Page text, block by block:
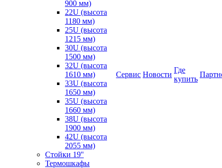
900 мм)
22U (высота
1180 мм)
25U (высота
1215 мм)
30U (высота
1500 мм)
32U (высота
1610 мм)
33U (высота
1650 мм)
35U (высота
1660 мм)
38U (высота
1900 мм)
42U (высота
2055 мм)
Стойки 19''
Термошкафы
Сервис Новости
Где
купить